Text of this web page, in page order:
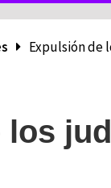
Expulsión de
los